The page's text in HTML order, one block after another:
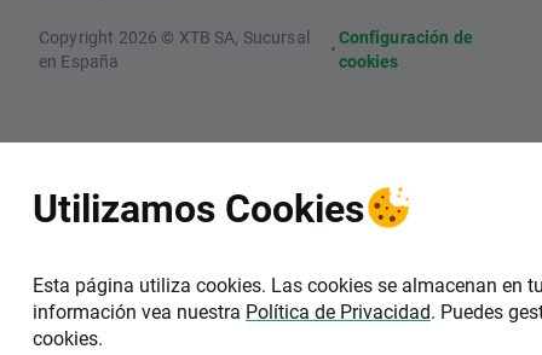
Copyright 2026 © XTB SA, Sucursal
en España
•
Configuración de
cookies
Utilizamos Cookies
Esta página utiliza cookies. Las cookies se almacenan en
información vea nuestra Política de Privacidad. Puedes
cookies.